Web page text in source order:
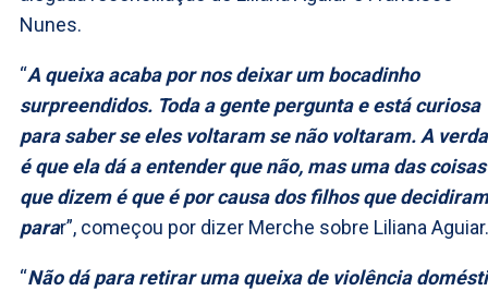
Nunes.
“A queixa acaba por nos deixar um bocadinho
surpreendidos. Toda a gente pergunta e está curiosa
para saber se eles voltaram se não voltaram. A
é que ela dá a entender que não, mas uma das coisas
que dizem é que é por causa dos filhos que decidiram
parar”, começou por dizer Merche sobre Liliana Aguiar.
“Não dá para retirar uma queixa de violência